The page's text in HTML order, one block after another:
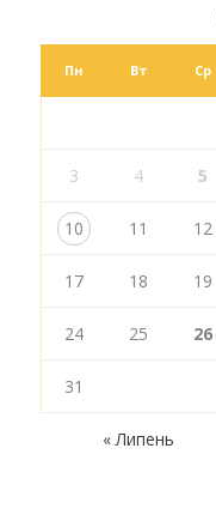
Пн Вт Ср
3 4 5
10 11 12
17 18 19
24 25 26
31
« Липень